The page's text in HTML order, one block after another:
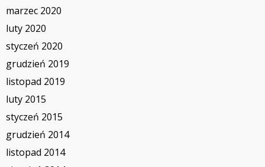
marzec 2020
luty 2020
styczeń 2020
grudzień 2019
listopad 2019
luty 2015
styczeń 2015
grudzień 2014
listopad 2014